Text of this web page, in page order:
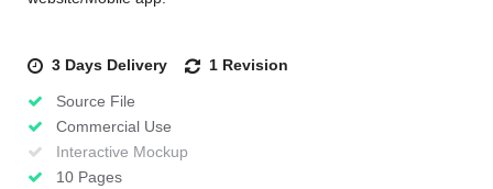
3 Days Delivery 1 Revision
Source File
Commercial Use
Interactive Mockup
10 Pages